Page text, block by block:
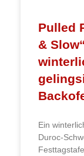
Pulled
&
Ein
Duroc-